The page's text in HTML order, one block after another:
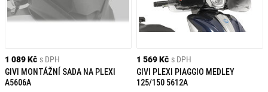
1 089 Kč s DPH
GIVI MONTÁŽNÍ SADA NA PLEXI
A5606A
1 569 Kč s DPH
GIVI PLEXI PIAGGIO MEDLEY
125/150 5612A